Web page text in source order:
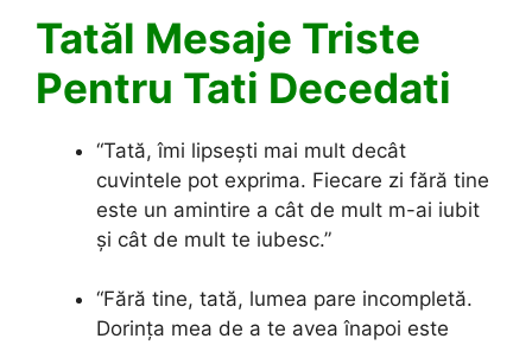
Tatăl Mesaje Triste
Pentru Tati Decedati
“Tată, îmi lipsești mai mult decât
cuvintele pot exprima. Fiecare zi fără tine
este un amintire a cât de mult m-ai iubit
și cât de mult te iubesc.”
“Fără tine, tată, lumea pare incompletă.
Dorința mea de a te avea înapoi este